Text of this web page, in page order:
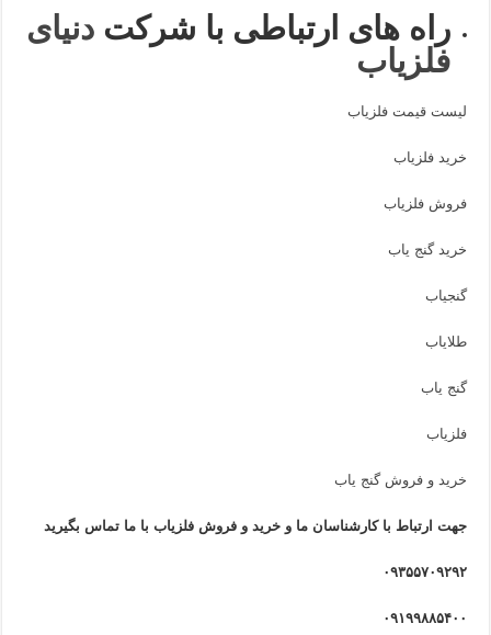
راه های ارتباطی با شرکت دنیای
فلزیاب
لیست قیمت فلزیاب
خرید فلزیاب
فروش فلزیاب
خرید گنج یاب
گنجیاب
طلایاب
گنج یاب
فلزیاب
خرید و فروش گنج یاب
جهت ارتباط با کارشناسان ما و خرید و فروش فلزیاب با ما تماس بگیرید
۰۹۳۵۵۷۰۹۲۹۲
۰۹۱۹۹۸۸۵۴۰۰